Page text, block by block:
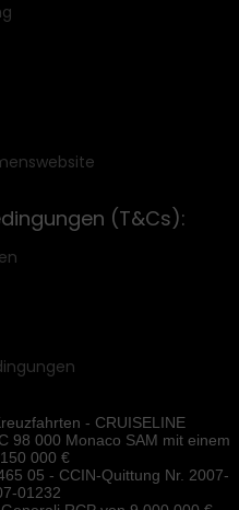
(T&Cs):
- CRUISELINE
98 000 Monaco SAM mit einem
000 €
05 - CCIN-Quittung Nr. 2007-
01232